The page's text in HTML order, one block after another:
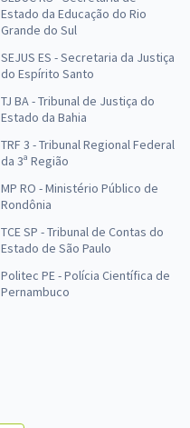
Estado da Educação do Rio
Grande do Sul
SEJUS ES - Secretaria da Justiça
do Espírito Santo
TJ BA - Tribunal de Justiça do
Estado da Bahia
TRF 3 - Tribunal Regional Federal
da 3ª Região
MP RO - Ministério Público de
Rondônia
TCE SP - Tribunal de Contas do
Estado de São Paulo
Politec PE - Polícia Científica de
Pernambuco